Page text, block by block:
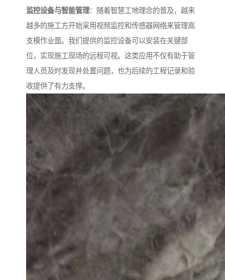
监控设备与智能管理：随着智慧工地理念的普及，越来
越多的施工方开始采用视频监控和传感器网络来管理高
支模作业面。我们提供的监控设备可以安装在关键部
位，实现施工现场的远程可视。这类应用不仅有助于管
理人员及时发现并处置问题，也为后续的工程记录和验
收提供了有力支撑。